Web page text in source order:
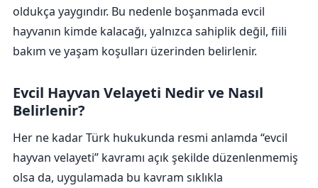
oldukça yaygındır. Bu nedenle boşanmada evcil
hayvanın kimde kalacağı, yalnızca sahiplik değil, fiili
bakım ve yaşam koşulları üzerinden belirlenir.
Evcil Hayvan Velayeti Nedir ve Nasıl
Belirlenir?
Her ne kadar Türk hukukunda resmi anlamda “evcil
hayvan velayeti” kavramı açık şekilde düzenlenmemiş
olsa da, uygulamada bu kavram sıklıkla